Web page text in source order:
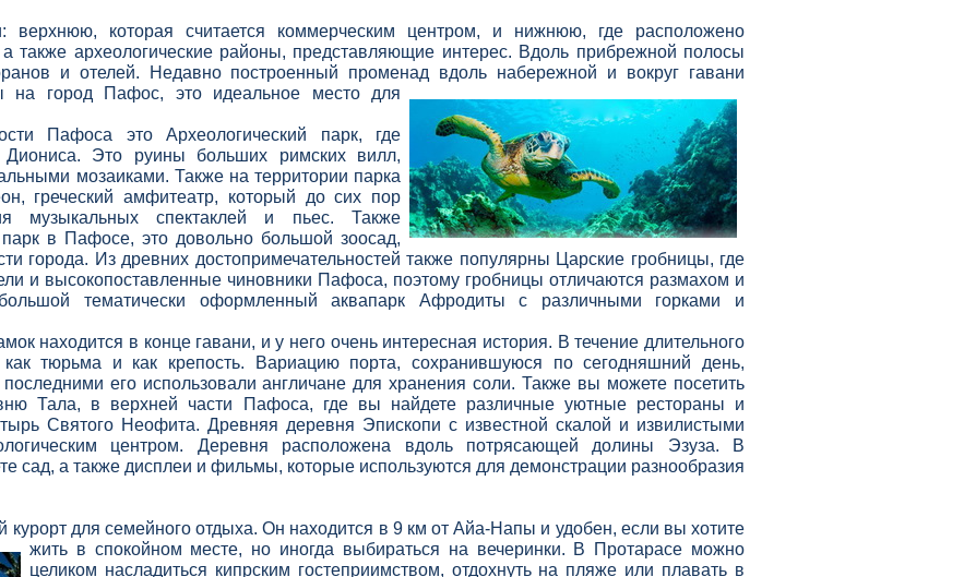
верхнюю, которая считается коммерческим центром, и нижнюю, где расположено
также археологические районы, представляющие интерес. Вдоль прибрежной полосы
и отелей. Недавно построенный променад вдоль набережной и вокруг гавани
на город Пафос, это идеальное место для
Пафоса это Археологический парк, где
Это руины больших римских вилл,
мозаиками. Также на территории парка
греческий амфитеатр, который до сих пор
музыкальных спектаклей и пьес. Также
в Пафосе, это довольно большой зоосад,
города. Из древних достопримечательностей также популярны Царские гробницы, где
и высокопоставленные чиновники Пафоса, поэтому гробницы отличаются размахом и
тематически оформленный аквапарк Афродиты с различными горками и
находится в конце гавани, и у него очень интересная история. В течение длительного
тюрьма и как крепость. Вариацию порта, сохранившуюся по сегодняшний день,
его использовали англичане для хранения соли. Также вы можете посетить
Тала, в верхней части Пафоса, где вы найдете различные уютные рестораны и
Святого Неофита. Древняя деревня Эпископи с известной скалой и извилистыми
центром. Деревня расположена вдоль потрясающей долины Эзуза. В
сад, а также дисплеи и фильмы, которые используются для демонстрации разнообразия
курорт для семейного отдыха. Он находится в 9 км от Айа-Напы и удобен, если вы хотите
жить в спокойном месте, но иногда выбираться на вечеринки. В Протарасе можно
целиком насладиться кипрским гостеприимством, отдохнуть на пляже или плавать в